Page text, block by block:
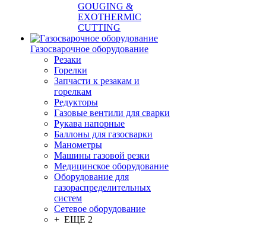
GOUGING &
EXOTHERMIC
CUTTING
Газосварочное оборудование
Резаки
Горелки
Запчасти к резакам и
горелкам
Редукторы
Газовые вентили для сварки
Рукава напорные
Баллоны для газосварки
Манометры
Машины газовой резки
Медицинское оборудование
Оборудование для
газораспределительных
систем
Сетевое оборудование
+ ЕЩЕ 2